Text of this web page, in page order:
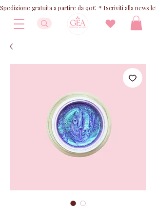
Spedizione gratuita a partire da 90€  * Iscriviti alla news